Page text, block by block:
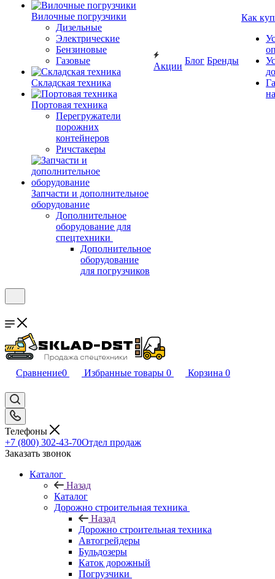
Вилочные погрузчики
Дизельные
Электрические
Бензиновые
Газовые
Складская техника
Портовая техника
Перегружатели
порожних
контейнеров
Ричстакеры
Запчасти и дополнительное
оборудование
Дополнительное
оборудование для
спецтехники
Дополнительное
оборудование
для погрузчиков
Акции
Блог Бренды
Как
Сравнение0 Избранные товары 0 Корзина 0
Телефоны
+7 (800) 302-43-70Отдел продаж
Заказать звонок
Каталог
Назад
Каталог
Дорожно строительная техника
Назад
Дорожно строительная техника
Автогрейдеры
Бульдозеры
Каток дорожный
Погрузчики